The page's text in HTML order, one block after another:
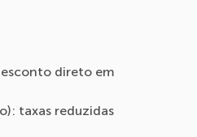
direto em
taxas reduzidas